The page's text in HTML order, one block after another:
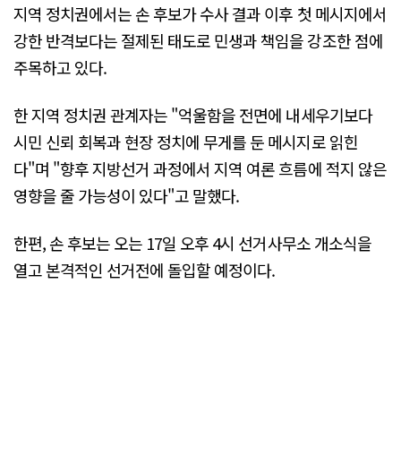
지역 정치권에서는 손 후보가 수사 결과 이후 첫 메시지에서
강한 반격보다는 절제된 태도로 민생과 책임을 강조한 점에
주목하고 있다.
한 지역 정치권 관계자는 "억울함을 전면에 내세우기보다
시민 신뢰 회복과 현장 정치에 무게를 둔 메시지로 읽힌
다"며 "향후 지방선거 과정에서 지역 여론 흐름에 적지 않은
영향을 줄 가능성이 있다"고 말했다.
한편, 손 후보는 오는 17일 오후 4시 선거사무소 개소식을
열고 본격적인 선거전에 돌입할 예정이다.